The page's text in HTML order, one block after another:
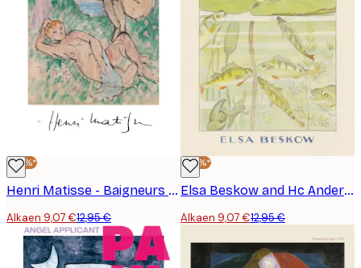
-30%*
Henri Matisse - Baigneurs Juliste
Alkaen 9,07 €12,95 €
-30%*
Elsa Beskow and Hc Andersen - Tummelisa Näckrosbladet - Elsa Beskow Hc Andersen Juliste
Alkaen 9,07 €12,95 €